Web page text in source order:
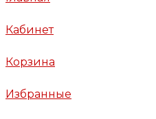
Кабинет
Корзина
Избранные